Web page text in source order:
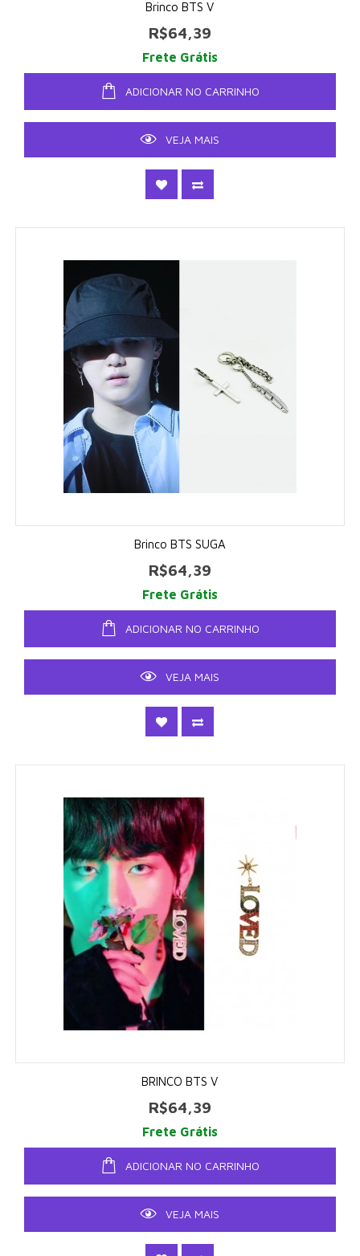
Brinco BTS V
R$64,39
Frete Grátis
ADICIONAR NO CARRINHO
VEJA MAIS
Brinco BTS SUGA
R$64,39
Frete Grátis
ADICIONAR NO CARRINHO
VEJA MAIS
BRINCO BTS V
R$64,39
Frete Grátis
ADICIONAR NO CARRINHO
VEJA MAIS